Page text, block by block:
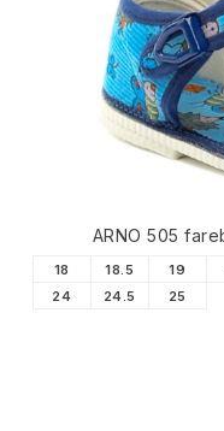
ARNO 505
18 18.5 19
24
24.5 25